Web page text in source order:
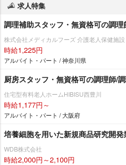
求人特集
調理補助スタッフ・無資格可の調
株式会社メディカルフーズ 介護老人保健施
時給1,225円
アルバイト・パート / 神奈川県
厨房スタッフ・無資格可の調理師/
住宅型有料老人ホームHIBISU西豊川
時給1,177円～
アルバイト・パート / 大阪府
培養細胞を用いた新規商品研究開
WDB株式会社
時給2,000円～2,100円